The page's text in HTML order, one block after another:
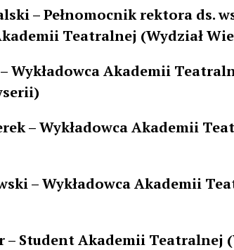
– Pełnomocnik rektora ds.
Teatralnej (Wydział
Wykładowca Akademii
– Wykładowca Akademii
– Wykładowca Akademii
– Student Akademii Teatralnej